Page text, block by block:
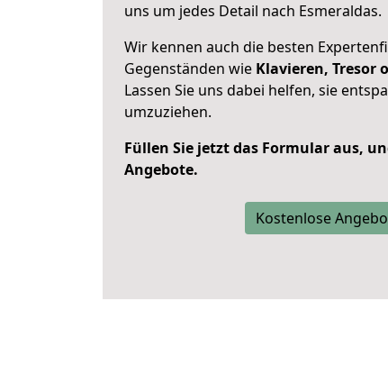
uns um jedes Detail nach Esmeraldas.
Wir kennen auch die besten
Gegenständen wie Klavieren, Tresor
Lassen Sie uns dabei helfen, sie
umzuziehen.
Füllen Sie jetzt das Formular aus,
Angebote.
Kostenlose